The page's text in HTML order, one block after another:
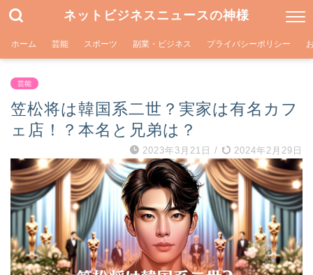
ネットビジネスニュースの神様
ホーム 芸能 スポーツ 副業・ビジネス プライバシーポリシー
芸能
笠松将は韓国系二世？実家は有名カフ
ェ店！？本名と兄弟は？
2023年3月21日 / 2024年2月29日